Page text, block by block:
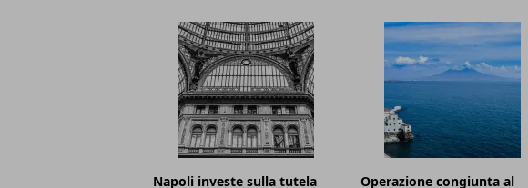
Napoli investe sulla tutela Operazione congiunta al